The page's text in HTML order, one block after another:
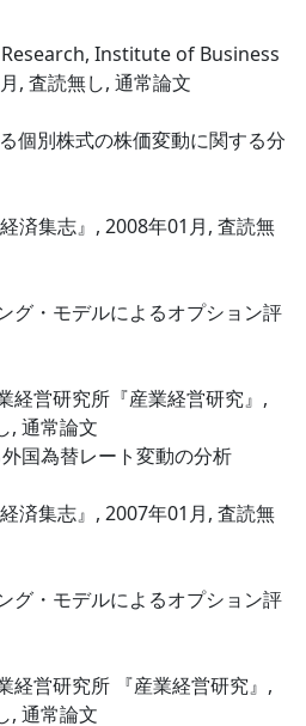
Institute of Business
, 査読無し, 通常論文
個別株式の株価変動に関する分
済集志』, 2008年01月, 査読無
グ・モデルによるオプション評
経営研究所『産業経営研究』,
, 通常論文
国為替レート変動の分析
済集志』, 2007年01月, 査読無
グ・モデルによるオプション評
経営研究所 『産業経営研究』,
, 通常論文